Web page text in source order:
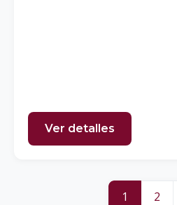
Ver detalles
1 2